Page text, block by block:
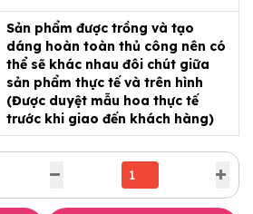
Sản phẩm được trồng và tạo
dáng hoàn toàn thủ công nên có
thể sẽ khác nhau đôi chút giữa
sản phẩm thực tế và trên hình
(Được duyệt mẫu hoa thực tế
trước khi giao đến khách hàng)